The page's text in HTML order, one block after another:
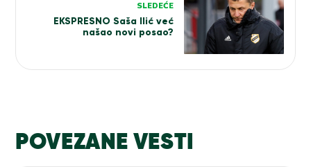
SLEDEĆE
EKSPRESNO Saša Ilić već
našao novi posao?
POVEZANE VESTI